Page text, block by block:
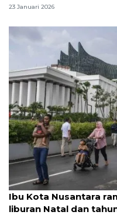
23 Januari 2026
Ibu Kota Nusantara
liburan Natal dan